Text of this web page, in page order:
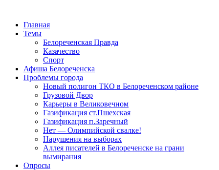
Главная
Темы
Белореченская Правда
Казачество
Спорт
Афиша Белореченска
Проблемы города
Новый полигон ТКО в Белореченском районе
Грузовой Двор
Карьеры в Великовечном
Газификация ст.Пшехская
Газификация п.Заречный
Нет — Олимпийской свалке!
Нарушения на выборах
Аллея писателей в Белореченске на грани
вымирания
Опросы